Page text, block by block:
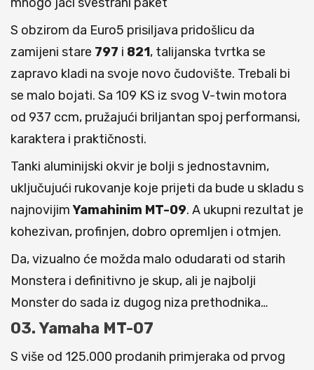
S obzirom da Euro5 prisiljava pridošlicu da
zamijeni stare 797 i 821, talijanska tvrtka se
zapravo kladi na svoje novo čudovište. Trebali bi
se malo bojati. Sa 109 KS iz svog V-twin motora
od 937 ccm, pružajući briljantan spoj performansi,
karaktera i praktičnosti.
Tanki aluminijski okvir je bolji s jednostavnim,
uključujući rukovanje koje prijeti da bude u skladu s
najnovijimYamahinim MT-09. A ukupni rezultat je
kohezivan, profinjen, dobro opremljen i otmjen.
Da, vizualno će možda malo odudarati od starih
Monstera i definitivno je skup, ali je najbolji
Monster do sada iz dugog niza prethodnika…
03. Yamaha MT-07
S više od 125.000 prodanih primjeraka od prvog